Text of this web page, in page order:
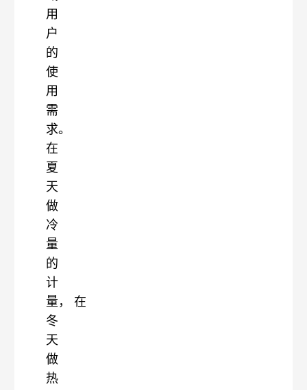
用
户
的
使
用
需
求。
在
夏
天
做
冷
量
的
计
量，
在
冬
天
做
热